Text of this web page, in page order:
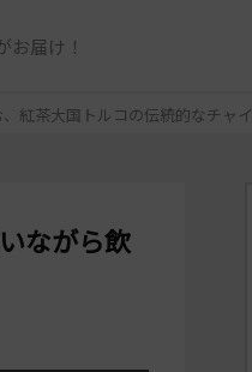
届け！
紅茶大国トルコの伝統的なチャイ
ながら飲